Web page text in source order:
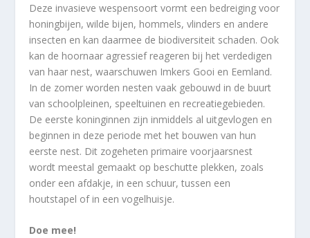
Deze invasieve wespensoort vormt een bedreiging voor
honingbijen, wilde bijen, hommels, vlinders en andere
insecten en kan daarmee de biodiversiteit schaden. Ook
kan de hoornaar agressief reageren bij het verdedigen
van haar nest, waarschuwen Imkers Gooi en Eemland.
In de zomer worden nesten vaak gebouwd in de buurt
van schoolpleinen, speeltuinen en recreatiegebieden.
De eerste koninginnen zijn inmiddels al uitgevlogen en
beginnen in deze periode met het bouwen van hun
eerste nest. Dit zogeheten primaire voorjaarsnest
wordt meestal gemaakt op beschutte plekken, zoals
onder een afdakje, in een schuur, tussen een
houtstapel of in een vogelhuisje.
Doe mee!